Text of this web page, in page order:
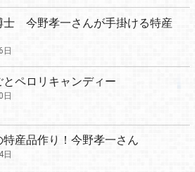
士 今野孝一さんが手掛ける特産
日
ペロリキャンディー
産品作り！今野孝一さん